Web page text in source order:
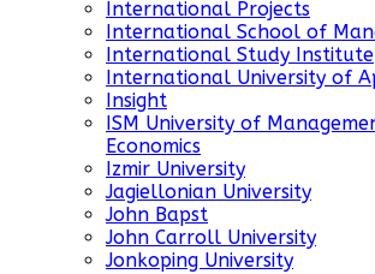
International Projects
International School of
International Study Institute
International University of
Insight
ISM University of
Economics
Izmir University
Jagiellonian University
John Bapst
John Carroll University
Jonkoping University